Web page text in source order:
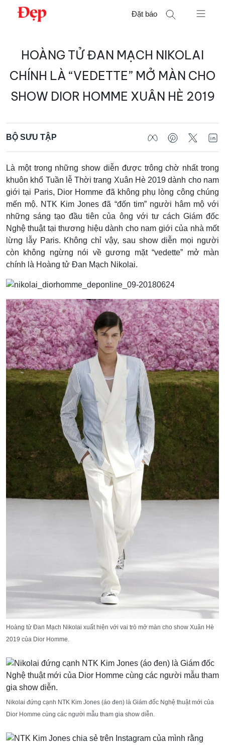
Chuyển
Đặt báo
kiếm
HOÀNG TỬ ĐAN MẠCH NIKOLAI
CHÍNH LÀ “VEDETTE” MỞ MÀN CHO
SHOW DIOR HOMME XUÂN HÈ 2019
BỘ SƯU TẬP
Là một trong những show diễn được trông chờ nhất trong
khuôn khổ Tuần lễ Thời trang Xuân Hè 2019 dành cho nam
giới tại Paris, Dior Homme đã không phụ lòng công chúng
mến mộ. NTK Kim Jones đã “đốn tim” người hâm mộ với
những sáng tạo đầu tiên của ông với tư cách Giám đốc
Nghệ thuật tại thương hiệu dành cho nam giới của nhà mốt
lừng lẫy Paris. Không chỉ vậy, sau show diễn mọi người
còn không ngừng nói về gương mặt “vedette” mở màn
chính là Hoàng tử Đan Mạch Nikolai.
Hoàng tử Đan Mạch Nikolai xuất hiện với vai trò mở màn cho show Xuân Hè
2019 của Dior Homme.
Nikolai đứng cạnh NTK Kim Jones (áo đen) là Giám đốc Nghệ thuật mới của
Dior Homme cùng các người mẫu tham gia show diễn.